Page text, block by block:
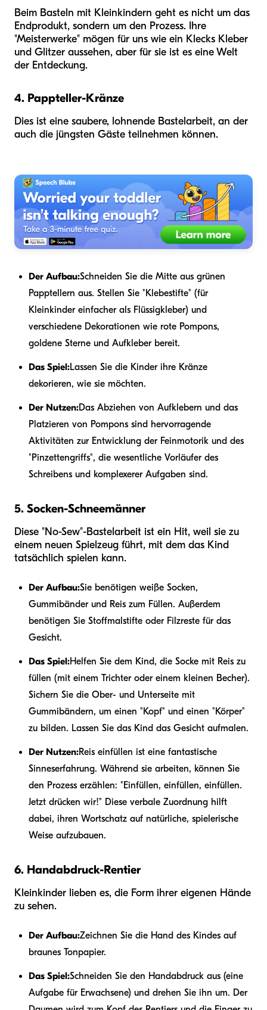
Beim Basteln mit Kleinkindern geht es nicht um das
Endprodukt, sondern um den Prozess. Ihre
"Meisterwerke" mögen für uns wie ein Klecks Kleber
und Glitzer aussehen, aber für sie ist es eine Welt
der Entdeckung.
4. Pappteller-Kränze
Dies ist eine saubere, lohnende Bastelarbeit, an der
auch die jüngsten Gäste teilnehmen können.
Der Aufbau:Schneiden Sie die Mitte aus grünen
Papptellern aus. Stellen Sie "Klebestifte" (für
Kleinkinder einfacher als Flüssigkleber) und
verschiedene Dekorationen wie rote Pompons,
goldene Sterne und Aufkleber bereit.
Das Spiel:Lassen Sie die Kinder ihre Kränze
dekorieren, wie sie möchten.
Der Nutzen:Das Abziehen von Aufklebern und das
Platzieren von Pompons sind hervorragende
Aktivitäten zur Entwicklung der Feinmotorik und des
"Pinzettengriffs", die wesentliche Vorläufer des
Schreibens und komplexerer Aufgaben sind.
5. Socken-Schneemänner
Diese "No-Sew"-Bastelarbeit ist ein Hit, weil sie zu
einem neuen Spielzeug führt, mit dem das Kind
tatsächlich spielen kann.
Der Aufbau:Sie benötigen weiße Socken,
Gummibänder und Reis zum Füllen. Außerdem
benötigen Sie Stoffmalstifte oder Filzreste für das
Gesicht.
Das Spiel:Helfen Sie dem Kind, die Socke mit Reis zu
füllen (mit einem Trichter oder einem kleinen Becher).
Sichern Sie die Ober- und Unterseite mit
Gummibändern, um einen "Kopf" und einen "Körper"
zu bilden. Lassen Sie das Kind das Gesicht aufmalen.
Der Nutzen:Reis einfüllen ist eine fantastische
Sinneserfahrung. Während sie arbeiten, können Sie
den Prozess erzählen: "Einfüllen, einfüllen, einfüllen.
Jetzt drücken wir!" Diese verbale Zuordnung hilft
dabei, ihren Wortschatz auf natürliche, spielerische
Weise aufzubauen.
6. Handabdruck-Rentier
Kleinkinder lieben es, die Form ihrer eigenen Hände
zu sehen.
Der Aufbau:Zeichnen Sie die Hand des Kindes auf
braunes Tonpapier.
Das Spiel:Schneiden Sie den Handabdruck aus (eine
Aufgabe für Erwachsene) und drehen Sie ihn um. Der